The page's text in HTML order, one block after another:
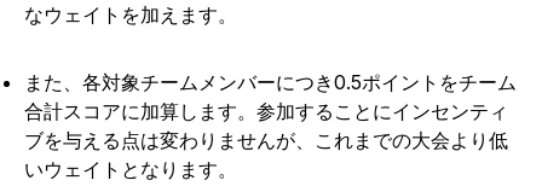
なウェイトを加えます。
また、各対象チームメンバーにつき0.5ポイントをチーム
合計スコアに加算します。参加することにインセンティ
ブを与える点は変わりませんが、これまでの大会より低
いウェイトとなります。